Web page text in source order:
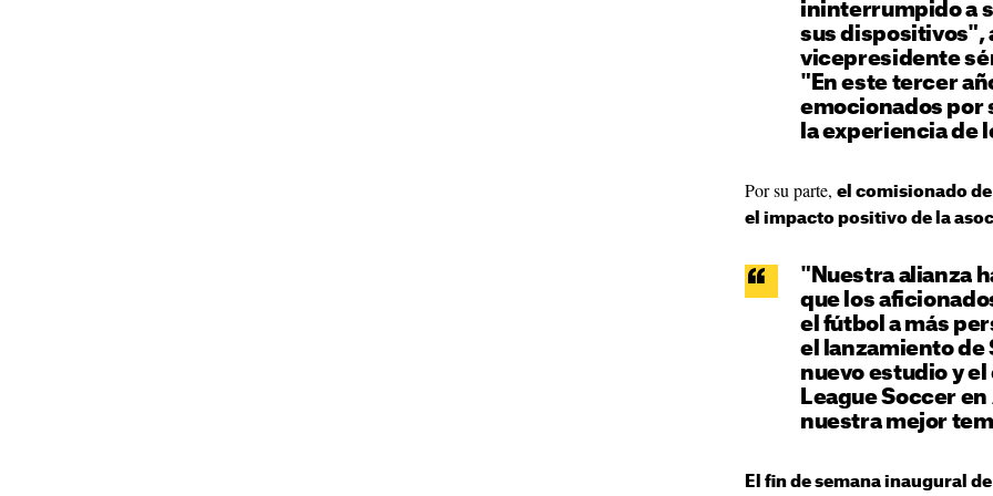
ininterrumpido a
sus dispositivos",
vicepresidente
"En este tercer
emocionados por
la experiencia de
Por su parte, el comisionado de
el impacto positivo de la
"Nuestra alianza
que los
el fútbol a más
el lanzamiento de
nuevo estudio y
League Soccer
nuestra mejor
El fin de semana inaugural